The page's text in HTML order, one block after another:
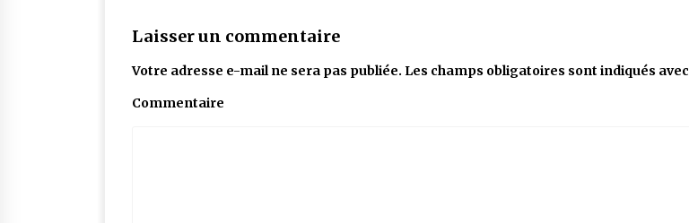
Laisser un commentaire
Votre adresse e-mail ne sera pas publiée. Les champs obligatoires sont indiqués avec
Commentaire